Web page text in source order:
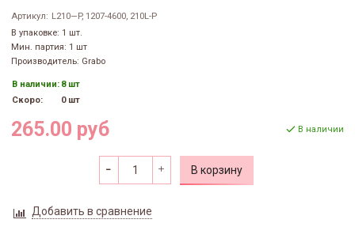
Артикул: L210—P, 1207-4600, 210L-P
В упаковке: 1 шт.
Мин. партия: 1 шт
Производитель: Grabo
В наличии: 8 шт
Скоро:
0 шт
265.00 руб В наличии
В корзину
Добавить в сравнение